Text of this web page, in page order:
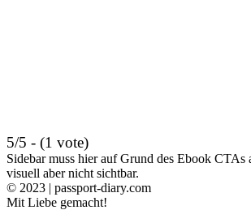
5/5 - (1 vote)
Sidebar muss hier auf Grund des Ebook CTAs
visuell aber nicht sichtbar.
© 2023 | passport-diary.com
Mit Liebe gemacht!